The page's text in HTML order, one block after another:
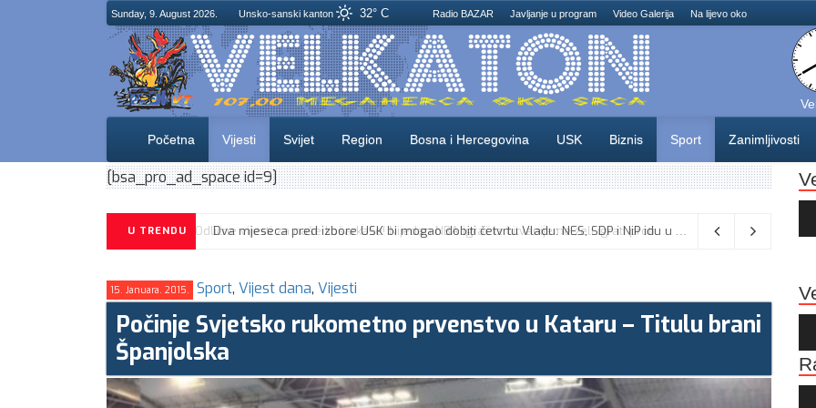
Sunday, 9. August 2026. Unsko-sanski kanton 32° C Radio BAZAR Javljanje u program Video Galerija Na lijevo oko
Početna Vijesti Svijet Region Bosna i Hercegovina USK Biznis Sport Zanimljivosti
[bsa_pro_ad_space id=9]
U TRENDU Odlične vijesti za naše košarkaše! Nijedan NBA igrač iz Litvanije ne želi igrati protiv BiH 08/08/2026
15. Januara. 2015. Sport, Vijest dana, Vijesti
Počinje Svjetsko rukometno prvenstvo u Kataru – Titulu brani
Španjolska